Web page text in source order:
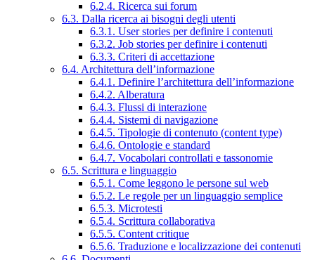
6.2.4. Ricerca sui forum
6.3. Dalla ricerca ai bisogni degli utenti
6.3.1. User stories per definire i contenuti
6.3.2. Job stories per definire i contenuti
6.3.3. Criteri di accettazione
6.4. Architettura dell’informazione
6.4.1. Definire l’architettura dell’informazione
6.4.2. Alberatura
6.4.3. Flussi di interazione
6.4.4. Sistemi di navigazione
6.4.5. Tipologie di contenuto (content type)
6.4.6. Ontologie e standard
6.4.7. Vocabolari controllati e tassonomie
6.5. Scrittura e linguaggio
6.5.1. Come leggono le persone sul web
6.5.2. Le regole per un linguaggio semplice
6.5.3. Microtesti
6.5.4. Scrittura collaborativa
6.5.5. Content critique
6.5.6. Traduzione e localizzazione dei contenuti